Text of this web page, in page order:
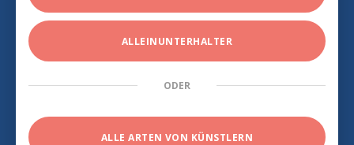
ALLEINUNTERHALTER
ODER
ALLE ARTEN VON KÜNSTLERN